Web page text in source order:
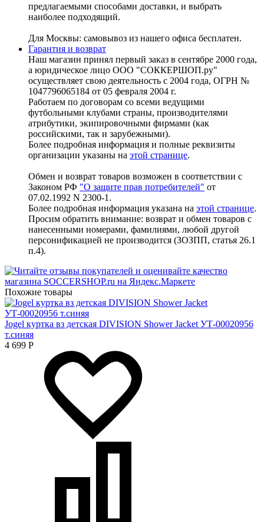
предлагаемыми способами доставки, и выбрать
наиболее подходящий.
Для Москвы: самовывоз из нашего офиса бесплатен.
Гарантия и возврат
Наш магазин принял первый заказ в сентябре 2000 года,
а юридическое лицо ООО "СОККЕРШОП.ру"
осуществляет свою деятельность с 2004 года, ОГРН №
1047796065184 от 05 февраля 2004 г.
Работаем по договорам со всеми ведущими
футбольными клубами страны, производителями
атрибутики, экипировочными фирмами (как
российскими, так и зарубежными).
Более подробная информация и полные реквизиты
организации указаны на этой странице.
Обмен и возврат товаров возможен в соответствии с
Законом РФ "О защите прав потребителей" от
07.02.1992 N 2300-1.
Более подробная информация указана на этой странице.
Просим обратить внимание: возврат и обмен товаров с
нанесенными номерами, фамилиями, любой другой
персонификацией не производится (ЗОЗПП, статья 26.1
п.4).
Похожие товары
Jogel куртка вз детская DIVISION Shower Jacket УТ-00020956
т.синяя
4 699 Р